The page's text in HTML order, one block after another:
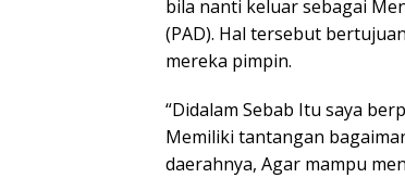
bila nanti keluar sebagai
(PAD). Hal tersebut
mereka pimpin.
“Didalam Sebab Itu saya
Memiliki tantangan
daerahnya, Agar mampu